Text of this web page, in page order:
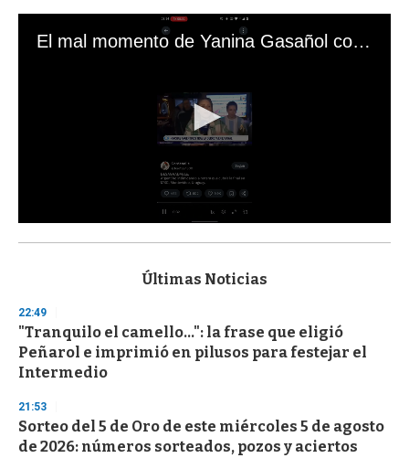
El mal momento de Yanina Gasañol con un hincha argentino en "Subrayado"
s
d
s
o
f
3
s
e
c
o
Últimas Noticias
22:49
"Tranquilo el camello...": la frase que eligió
Peñarol e imprimió en pilusos para festejar el
Intermedio
21:53
Sorteo del 5 de Oro de este miércoles 5 de agosto
de 2026: números sorteados, pozos y aciertos